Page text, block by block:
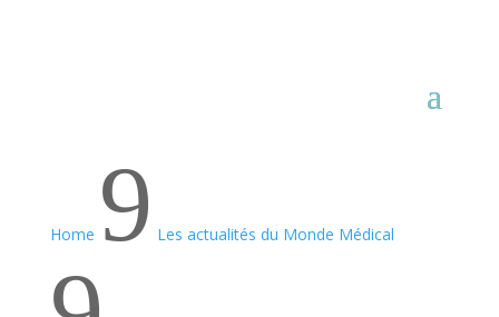
Home 9 Les actualités du Monde Médical